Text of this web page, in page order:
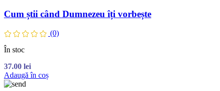
Cum știi când Dumnezeu îți vorbește
(0)
În stoc
37.00 lei
Adaugă în coș